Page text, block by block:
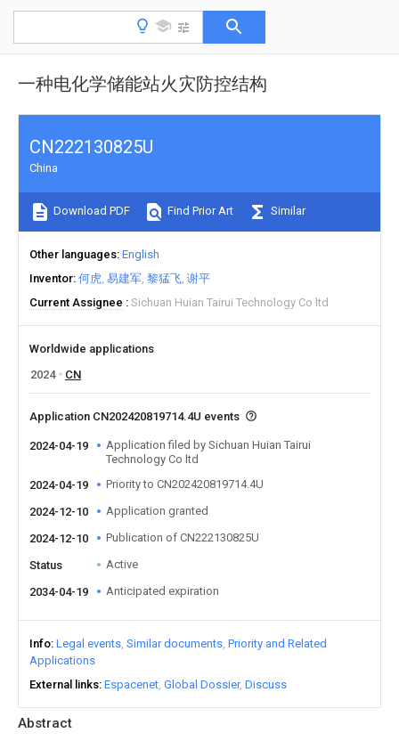
一种电化学储能站火灾防控结构
Abstract
CN222130825U
China
Download PDF Find Prior Art Similar
Other languages English
Inventor 何虎 易建军 黎猛飞 谢平
Current Assignee
Sichuan Huian Tairui Technology Co ltd
Worldwide applications
2024
CN
Application CN202420819714.4U events
2024-04-19
Application filed by Sichuan Huian Tairui
Technology Co ltd
2024-04-19
Priority to CN202420819714.4U
2024-12-10 Application granted
2024-12-10 Publication of CN222130825U
Status Active
2034-04-19 Anticipated expiration
Info Legal events Similar documents Priority and Related
Applications
External links Espacenet Global Dossier Discuss